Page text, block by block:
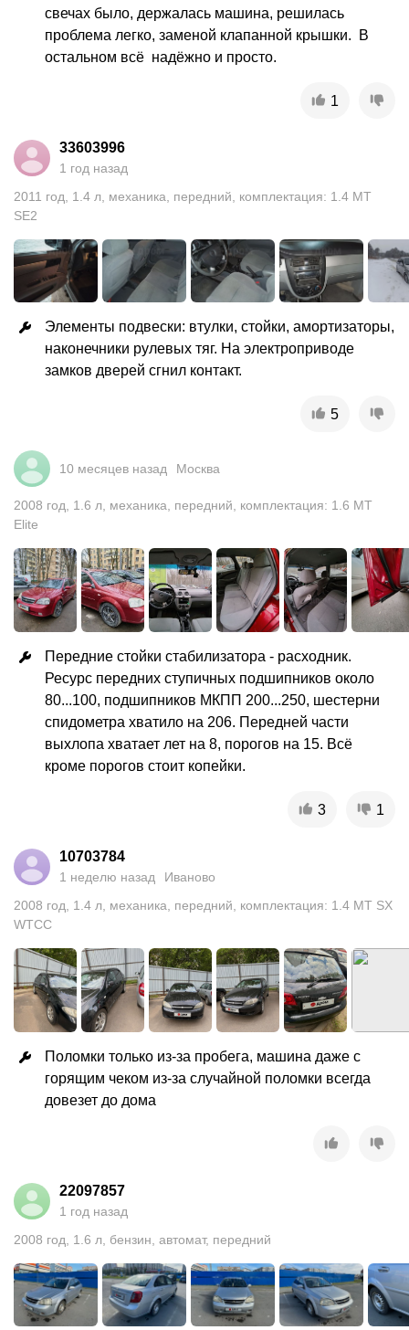
свечах было, держалась машина, решилась
проблема легко, заменой клапанной крышки.  В
остальном всё  надёжно и просто.
1
33603996
1 год назад
2011 год 1.4 л механика передний
комплектация: 1.4 MT
SE2
Элементы подвески: втулки, стойки, амортизаторы,
наконечники рулевых тяг. На электроприводе
замков дверей сгнил контакт.
5
10 месяцев назад Москва
2008 год 1.6 л механика передний
комплектация: 1.6 MT
Elite
Передние стойки стабилизатора - расходник.
Ресурс передних ступичных подшипников около
80...100, подшипников МКПП 200...250, шестерни
спидометра хватило на 206. Передней части
выхлопа хватает лет на 8, порогов на 15. Всё
кроме порогов стоит копейки.
3 1
10703784
1 неделю назад
Иваново
2008 год 1.4 л механика передний
комплектация: 1.4 MT SX
WTCC
Поломки только из-за пробега, машина даже с
горящим чеком из-за случайной поломки всегда
довезет до дома
22097857
1 год назад
2008 год 1.6 л бензин автомат, передний